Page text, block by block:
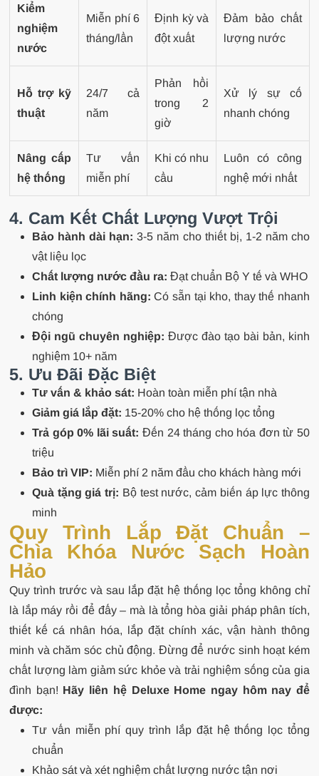
Kiểm
nghiệm
nước
Miễn phí 6
tháng/lần
Định kỳ và
đột xuất
Đảm bảo chất
lượng nước
Hỗ trợ kỹ
thuật
24/7 cả
năm
Phản hồi
trong 2
giờ
Xử lý sự cố
nhanh chóng
Nâng cấp
hệ thống
Tư vấn
miễn phí
Khi có nhu
cầu
Luôn có công
nghệ mới nhất
4. Cam Kết Chất Lượng Vượt Trội
Bảo hành dài hạn: 3-5 năm cho thiết bị, 1-2 năm cho
vật liệu lọc
Chất lượng nước đầu ra: Đạt chuẩn Bộ Y tế và WHO
Linh kiện chính hãng: Có sẵn tại kho, thay thế nhanh
chóng
Đội ngũ chuyên nghiệp: Được đào tạo bài bản, kinh
nghiệm 10+ năm
5. Ưu Đãi Đặc Biệt
Tư vấn & khảo sát: Hoàn toàn miễn phí tận nhà
Giảm giá lắp đặt: 15-20% cho hệ thống lọc tổng
Trả góp 0% lãi suất: Đến 24 tháng cho hóa đơn từ 50
triệu
Bảo trì VIP: Miễn phí 2 năm đầu cho khách hàng mới
Quà tặng giá trị: Bộ test nước, cảm biến áp lực thông
minh
Quy Trình Lắp Đặt Chuẩn –
Chìa Khóa Nước Sạch Hoàn
Hảo
Quy trình trước và sau lắp đặt hệ thống lọc tổng không chỉ
là lắp máy rồi để đấy – mà là tổng hòa giải pháp phân tích,
thiết kế cá nhân hóa, lắp đặt chính xác, vận hành thông
minh và chăm sóc chủ động. Đừng để nước sinh hoạt kém
chất lượng làm giảm sức khỏe và trải nghiệm sống của gia
đình bạn! Hãy liên hệ Deluxe Home ngay hôm nay để
được:
Tư vấn miễn phí quy trình lắp đặt hệ thống lọc tổng
chuẩn
Khảo sát và xét nghiệm chất lượng nước tận nơi